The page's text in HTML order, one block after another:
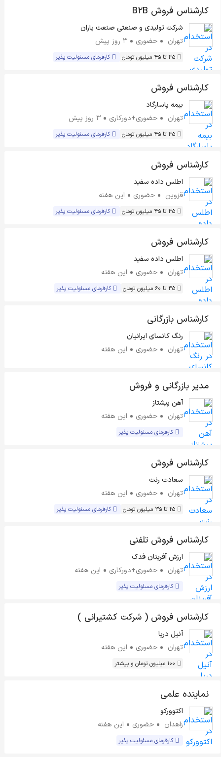
کارشناس فروش B2B
شرکت تولیدی و صنعتی صنعت یاران
تهران
حضوری 3 روز پیش
35 تا 45 میلیون تومان کارفرمای مسئولیت پذیر
کارشناس فروش
بیمه پاسارگاد
تهران
حضوری+دورکاری 3 روز پیش
35 تا 45 میلیون تومان کارفرمای مسئولیت پذیر
کارشناس فروش
اطلس داده سفید
قزوین
حضوری این هفته
35 تا 45 میلیون تومان کارفرمای مسئولیت پذیر
کارشناس فروش
اطلس داده سفید
تهران
حضوری این هفته
45 تا 60 میلیون تومان کارفرمای مسئولیت پذیر
کارشناس بازرگانی
رنگ کانسای ایرانیان
تهران
حضوری این هفته
مدیر بازرگانی و فروش
آهن پیشتاز
تهران
حضوری این هفته
کارفرمای مسئولیت پذیر
کارشناس فروش
سعادت رنت
تهران
حضوری این هفته
25 تا 35 میلیون تومان کارفرمای مسئولیت پذیر
کارشناس فروش تلفنی
ارزش آفرینان فدک
تهران
حضوری+دورکاری این هفته
کارفرمای مسئولیت پذیر
کارشناس فروش ( شرکت کشتیرانی )
آنیل دریا
تهران
حضوری این هفته
100 میلیون تومان و بیشتر
نماینده علمی
اکتوورکو
زاهدان
حضوری این هفته
کارفرمای مسئولیت پذیر